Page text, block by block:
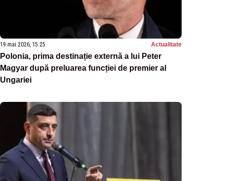
19 mai 2026, 15:25 Actualitate
Polonia, prima destinație externă a lui Peter
Magyar după preluarea funcției de premier al
Ungariei